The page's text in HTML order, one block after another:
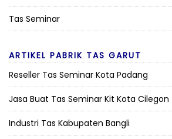
Tas Seminar
ARTIKEL PABRIK TAS GARUT
Reseller Tas Seminar Kota Padang
Jasa Buat Tas Seminar Kit Kota Cilegon
Industri Tas Kabupaten Bangli